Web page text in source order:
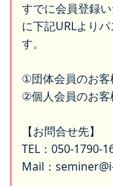
すでに会員登録
に下記URLより
す。
①団体会員のお客
②個人会員のお客
【お問合せ先】
TEL：050-1790-
Mail：